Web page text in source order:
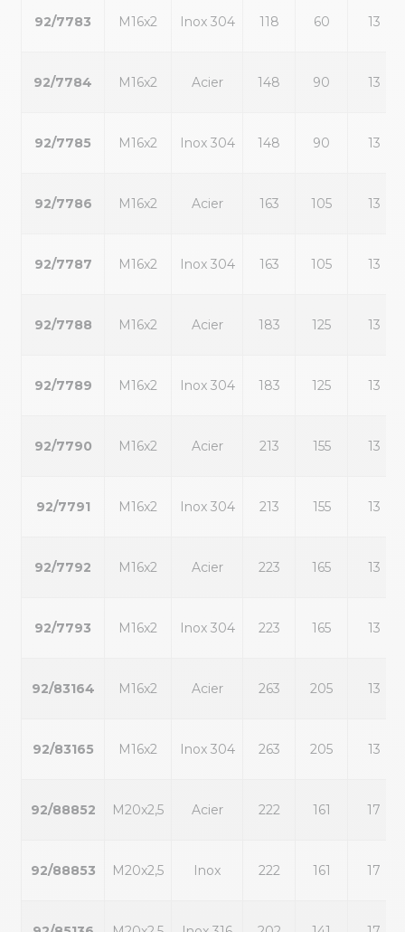
92/7783 M16x2 Inox 304 118 60 13
92/7784 M16x2 Acier 148 90 13
92/7785 M16x2 Inox 304 148 90 13
92/7786 M16x2 Acier 163 105 13
92/7787 M16x2 Inox 304 163 105 13
92/7788 M16x2 Acier 183 125 13
92/7789 M16x2 Inox 304 183 125 13
92/7790 M16x2 Acier 213 155 13
92/7791 M16x2 Inox 304 213 155 13
92/7792 M16x2 Acier 223 165 13
92/7793 M16x2 Inox 304 223 165 13
92/83164 M16x2 Acier 263 205 13
92/83165 M16x2 Inox 304 263 205 13
92/88852 M20x2,5 Acier 222 161 17
92/88853 M20x2,5 Inox 222 161 17